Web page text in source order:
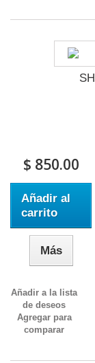
$ 850.00
Añadir al
carrito
Más
Añadir a la lista
de deseos
Agregar para
comparar